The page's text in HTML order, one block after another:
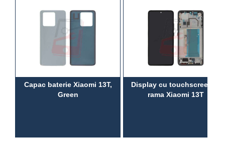
Capac baterie Xiaomi 13T,
Green
Display cu touchscreen si
rama Xiaomi 13T